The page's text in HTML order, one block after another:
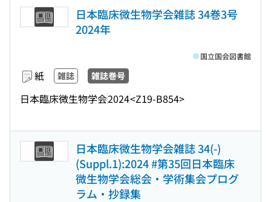
日本臨床微生物学会雑誌 34巻3号
2024年
紙 雑誌 雑誌巻号
日本臨床微生物学会2024<Z19-B854>
国立国会図書館
日本臨床微生物学会雑誌 34(-)
(Suppl.1):2024 #第35回日本臨床
微生物学会総会・学術集会プログ
ラム・抄録集